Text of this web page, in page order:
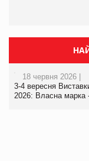
18 червня 2026 |
3-4 вересня
2026: Власна марка